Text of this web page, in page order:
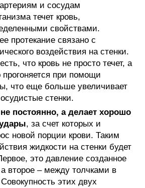
и сосудам
течет кровь,
свойствами.
протекание связано с
воздействия на стенки.
что кровь не просто течет, а
прогоняется при помощи
что еще больше увеличивает
стенки.
постоянно, а делает хорошо
, за счет которых и
новой порции крови. Таким
жидкости на стенки будет
это давление созданное
второе – между толчками в
этих двух